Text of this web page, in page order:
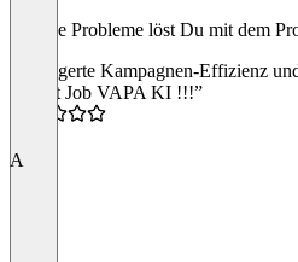
Welche Probleme löst Du mit dem
Gesteigerte Kampagnen-Effizienz
“Great Job VAPA KI !!!”
A